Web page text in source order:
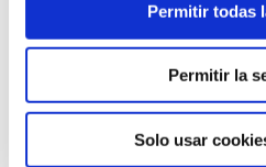
Permitir todas
Permitir la
Solo usar
Posgrados